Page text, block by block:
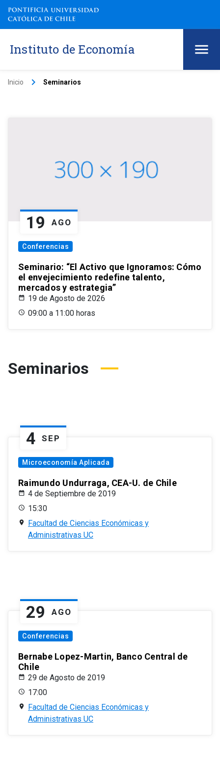
Instituto de Economía
Inicio keyboard_arrow_right Seminarios
19 AGO
Conferencias
Seminario: “El Activo que Ignoramos: Cómo
el envejecimiento redefine talento,
mercados y estrategia”
19 de Agosto de 2026
09:00 a 11:00 horas
Seminarios
4 SEP
Microeconomía Aplicada
Raimundo Undurraga, CEA-U. de Chile
4 de Septiembre de 2019
15:30
Facultad de Ciencias Económicas y
Administrativas UC
29 AGO
Conferencias
Bernabe Lopez-Martin, Banco Central de
Chile
29 de Agosto de 2019
17:00
Facultad de Ciencias Económicas y
Administrativas UC